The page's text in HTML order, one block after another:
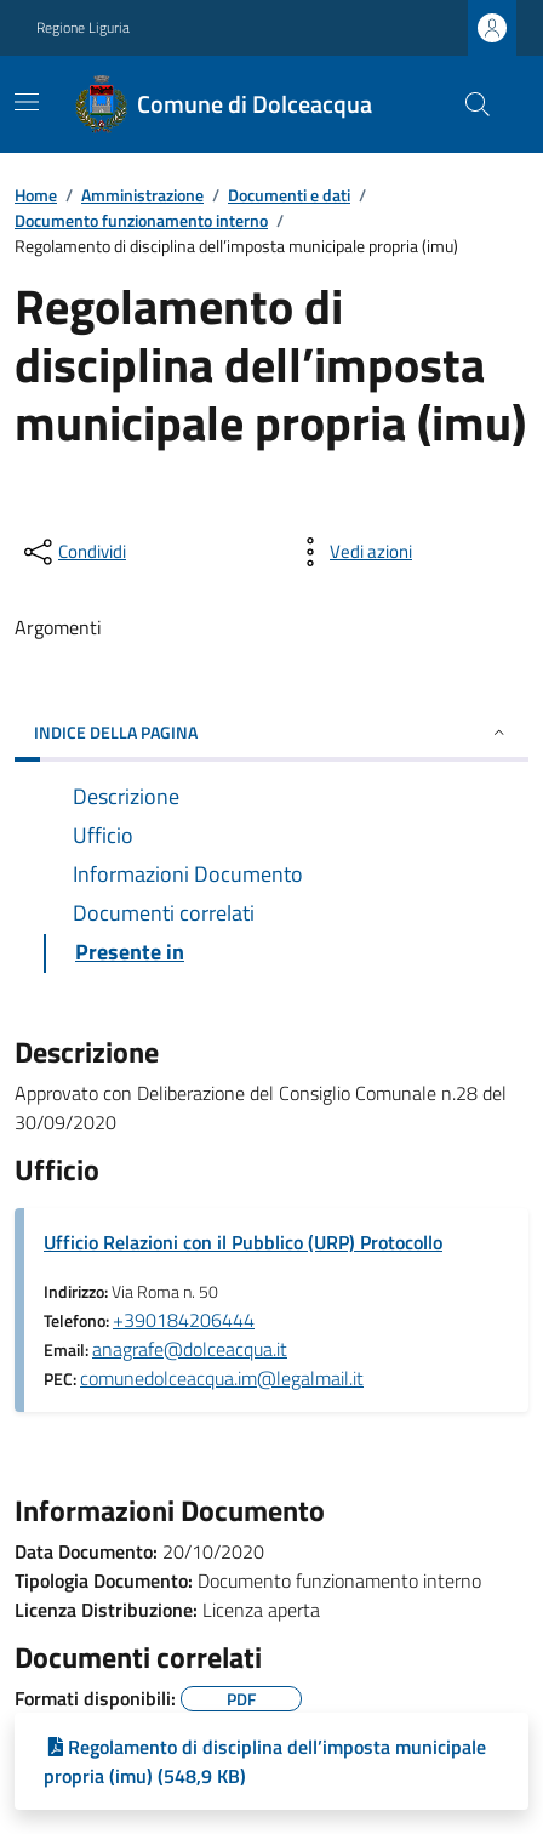
Regione Liguria
Comune di Dolceacqua
Home / Amministrazione / Documenti e dati /
Documento funzionamento interno /
Regolamento di disciplina dell’imposta municipale propria (imu)
Regolamento di
disciplina dell’imposta
municipale propria (imu)
Condividi Vedi azioni
Argomenti
INDICE DELLA PAGINA
Descrizione
Ufficio
Informazioni Documento
Documenti correlati
Presente in
Descrizione
Approvato con Deliberazione del Consiglio Comunale n.28 del
30/09/2020
Ufficio
Ufficio Relazioni con il Pubblico (URP) Protocollo
Indirizzo:Via Roma n. 50
Telefono:+390184206444
Email:anagrafe@dolceacqua.it
PEC:comunedolceacqua.im@legalmail.it
Informazioni Documento
Data Documento: 20/10/2020
Tipologia Documento: Documento funzionamento interno
Licenza Distribuzione: Licenza aperta
Documenti correlati
Formati disponibili: PDF
Regolamento di disciplina dell’imposta municipale
propria (imu) (548,9 KB)